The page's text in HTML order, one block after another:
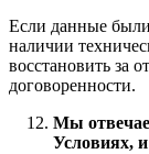
Если данные
наличии
восстановить за
договоренности.
Мы
Условиях,